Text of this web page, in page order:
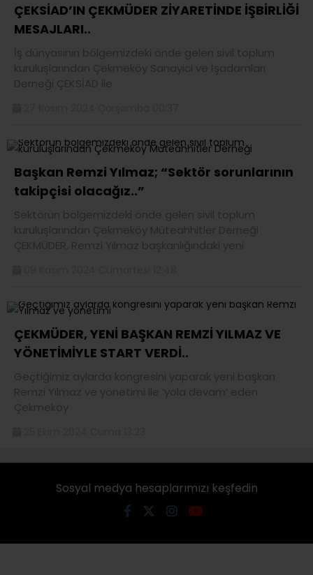
ÇEKSİAD’IN ÇEKMÜDER ZİYARETİNDE İŞBİRLİĞİ
MESAJLARI..
İş dünyasının bölgemizdeki önde gelen sivil toplum
kuruluşlarından Çekmeköy Sanayici ve İşadamları
Derneği ÇEKSİAD ile
Başkan Remzi Yılmaz; “Sektör sorunlarının
takipçisi olacağız..”
Sektörün bölgemizdeki önde gelen sivil toplum
kuruluşlarından Çekmeköy Müteahhitler Derneği
ÇEKMÜDER, Remzi Yılmaz başkanlığındaki yeni
ÇEKMÜDER, YENİ BAŞKAN REMZİ YILMAZ VE
YÖNETİMİYLE START VERDİ..
Geçtiğimiz aylarda kongresini yaparak yeni başkan
Remzi Yılmaz ve yönetimi ile ‘yola devam’ eden
Çekmeköy
Sosyal medya hesaplarımızı keşfedin